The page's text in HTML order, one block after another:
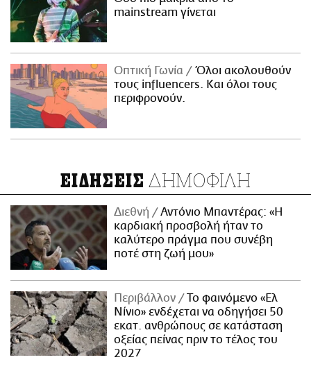
mainstream γίνεται
Οπτική Γωνία
Όλοι ακολουθούν
τους influencers. Και όλοι τους
περιφρονούν.
ΕΙΔΗΣΕΙΣ ΔΗΜΟΦΙΛΗ
Διεθνή
Αντόνιο Μπαντέρας: «Η
καρδιακή προσβολή ήταν το
καλύτερο πράγμα που συνέβη
ποτέ στη ζωή μου»
Περιβάλλον
Το φαινόμενο «Ελ
Νίνιο» ενδέχεται να οδηγήσει 50
εκατ. ανθρώπους σε κατάσταση
οξείας πείνας πριν το τέλος του
2027